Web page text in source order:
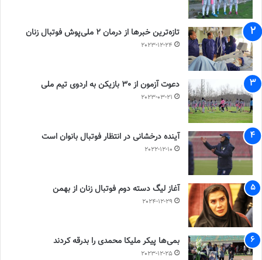
تازه‌ترین خبرها از درمان ۲ ملی‌پوش فوتبال زنان
2023-12-24
دعوت آزمون از 30 بازیکن به اردوی تیم ملی
2023-03-21
آینده درخشانی در انتظار فوتبال بانوان است
2022-12-10
آغاز لیگ دسته دوم فوتبال زنان از بهمن
2024-12-29
بمی‌ها پیکر ملیکا محمدی را بدرقه کردند
2023-12-25